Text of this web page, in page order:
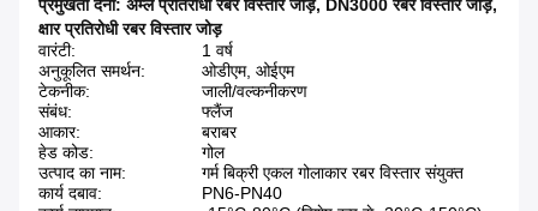
प्रमुखता देना: अम्ल प्रतिरोधी रबर विस्तार जोड़, DN3000 रबर विस्तार जोड़,
क्षार प्रतिरोधी रबर विस्तार जोड़
वारंटी:
1 वर्ष
अनुकूलित समर्थन:
ओडीएम, ओईएम
टेकनीक:
जाली/वल्कनीकरण
संबंध:
फ्लैंज
आकार:
बराबर
हेड कोड:
गोल
उत्पाद का नाम:
गर्म बिक्री एकल गोलाकार रबर विस्तार संयुक्त
कार्य दबाव:
PN6-PN40